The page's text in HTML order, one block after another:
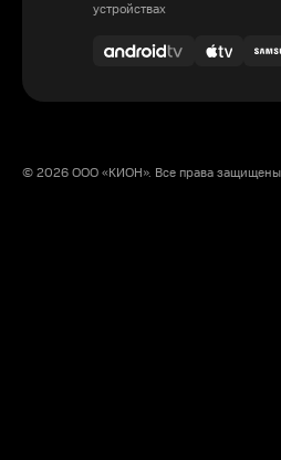
устройствах
© 2026 ООО «КИОН». Все права